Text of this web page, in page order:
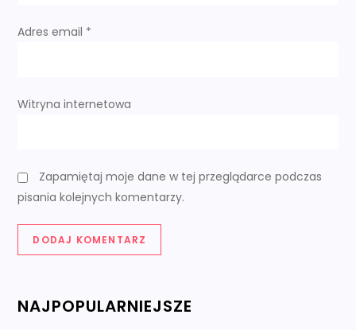
u
Adres email *
Witryna internetowa
Zapamiętaj moje dane w tej przeglądarce podczas
pisania kolejnych komentarzy.
NAJPOPULARNIEJSZE